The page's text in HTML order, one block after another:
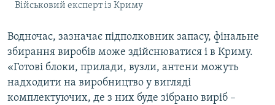
Військовий експерт із Криму
Водночас, зазначає підполковник запасу, фінальне
збирання виробів може здійснюватися і в Криму.
«Готові блоки, прилади, вузли, антени можуть
надходити на виробництво у вигляді
комплектуючих, де з них буде зібрано виріб –